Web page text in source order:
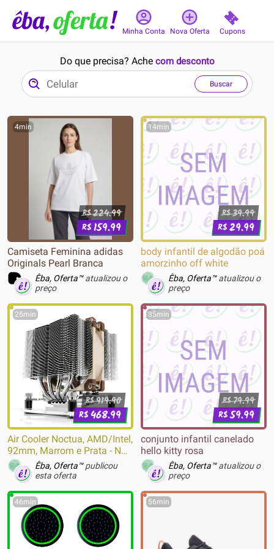
Minha Conta Nova Oferta Cupons
Do que precisa? Ache com desconto
Buscar
4min
R$224.99
R$159.99
Camiseta Feminina adidas
Originals Pearl Branca
Êba, Oferta™atualizou o
preço
14min
R$39.99
R$29.99
body infantil de algodão poá
amorzinho off white
Êba, Oferta™atualizou o
preço
25min
R$919.90
R$468.99
Air Cooler Noctua, AMD/Intel,
92mm, Marrom e Prata - NH-
D9L
Êba, Oferta™publicou
esta oferta
35min
R$79.99
R$59.99
conjunto infantil canelado
hello kitty rosa
Êba, Oferta™atualizou o
preço
46min 56min